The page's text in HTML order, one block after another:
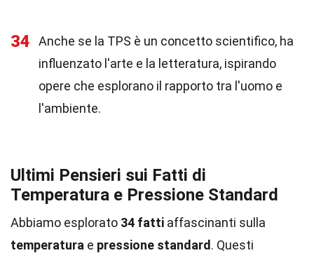
34
Anche se la TPS è un concetto scientifico, ha
influenzato l'arte e la letteratura, ispirando
opere che esplorano il rapporto tra l'uomo e
l'ambiente.
Ultimi Pensieri sui Fatti di
Temperatura e Pressione Standard
Abbiamo esplorato 34 fatti affascinanti sulla
temperatura e pressione standard . Questi